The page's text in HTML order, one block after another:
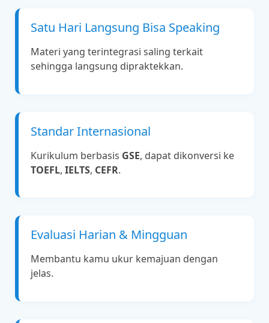
Satu Hari Langsung Bisa Speaking
Materi yang terintegrasi saling terkait
sehingga langsung dipraktekkan.
Standar Internasional
Kurikulum berbasis GSE, dapat dikonversi ke
TOEFL, IELTS, CEFR.
Evaluasi Harian & Mingguan
Membantu kamu ukur kemajuan dengan
jelas.